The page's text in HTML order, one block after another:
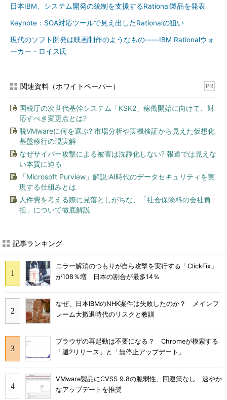
日本IBM、システム開発の統制を支援するRational製品を発表
Keynote：SOA対応ツールで見え出したRationalの狙い
現代のソフト開発は映画制作のようなもの――IBM Rationalウォ
ーカー・ロイス氏
関連資料（ホワイトペーパー） PR
国税庁の次世代基幹システム「KSK2」稼働開始に向けて、対
応すべき変更点とは?
脱VMwareに何を選ぶ? 市場分析や実機検証から見えた仮想化
基盤移行の現実解
なぜサイバー攻撃による被害は沈静化しない? 報道では見えな
い本質に迫る
「Microsoft Purview」解説:AI時代のデータセキュリティを実
現する仕組みとは
人件費を考える際に見落としがちな、「社会保険料の会社負
担」について徹底解説
記事ランキング
エラー解消のつもりが自ら攻撃を実行する「ClickFix」
が108％増 日本の割合が最多14％
なぜ、日本IBMのNHK案件は失敗したのか？ メインフ
レーム大撤退時代のリスクと教訓
ブラウザの再起動は不要になる？ Chromeが模索する
「週2リリース」と「無停止アップデート」
VMware製品にCVSS 9.8の脆弱性、回避策なし 速やか
なアップデートを推奨